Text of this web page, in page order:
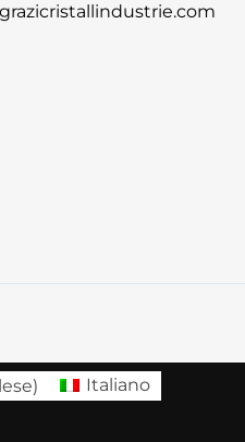
) Italiano